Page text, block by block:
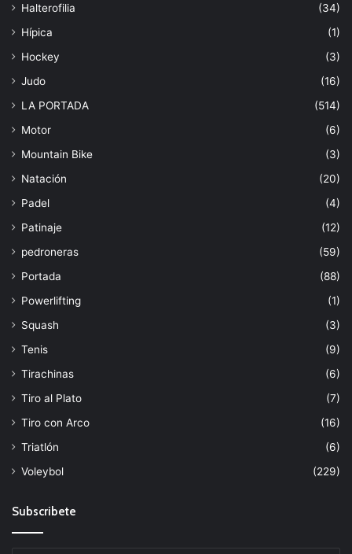
Halterofilia
(34)
Hípica
(1)
Hockey
(3)
Judo
(16)
LA PORTADA
(514)
Motor
(6)
Mountain Bike
(3)
Natación
(20)
Padel
(4)
Patinaje
(12)
pedroneras
(59)
Portada
(88)
Powerlifting
(1)
Squash
(3)
Tenis
(9)
Tirachinas
(6)
Tiro al Plato
(7)
Tiro con Arco
(16)
Triatlón
(6)
Voleybol
(229)
Subscribete